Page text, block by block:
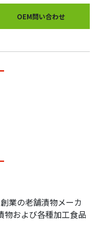
OEM問い合わせ
業の老舗漬物メーカ
物および各種加工食品